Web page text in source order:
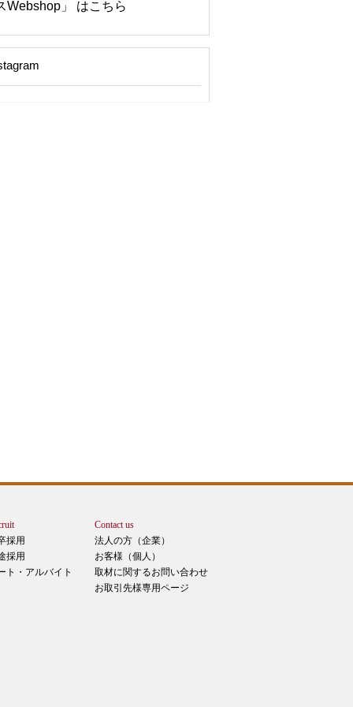
Webshop」 はこちら
採用
採用
ト・アルバイト
Contact us
法人の方（企業）
お客様（個人）
取材に関するお問い合わせ
お取引先様専用ページ